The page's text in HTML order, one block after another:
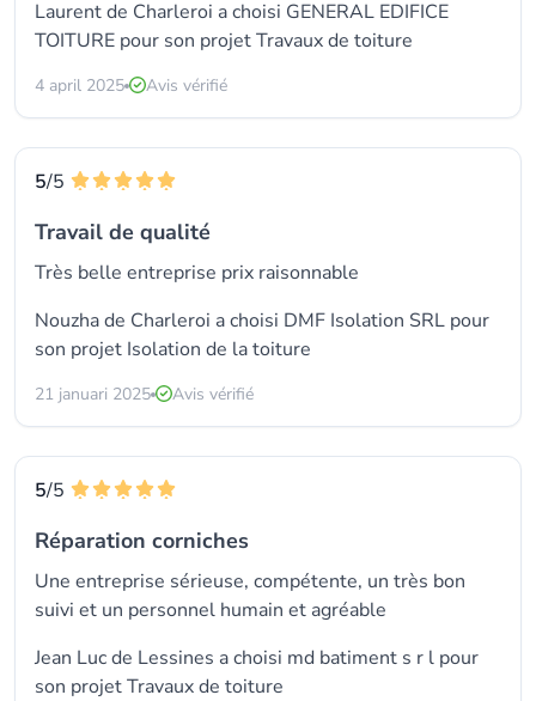
Laurent de Charleroi a choisi GENERAL EDIFICE
TOITURE pour son projet Travaux de toiture
4 april 2025 Avis vérifié
5/5
Travail de qualité
Très belle entreprise prix raisonnable
Nouzha de Charleroi a choisi DMF Isolation SRL pour
son projet Isolation de la toiture
21 januari 2025 Avis vérifié
5/5
Réparation corniches
Une entreprise sérieuse, compétente, un très bon
suivi et un personnel humain et agréable
Jean Luc de Lessines a choisi md batiment s r l pour
son projet Travaux de toiture